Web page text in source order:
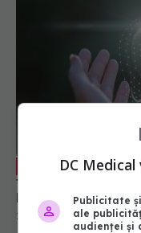
EXCLUSIV Liste lungi de așteptare pentru
transplantul
Mortalitatea e cea
29 mai 2024, 11:46
DC
Publicitate
ale
audienței și